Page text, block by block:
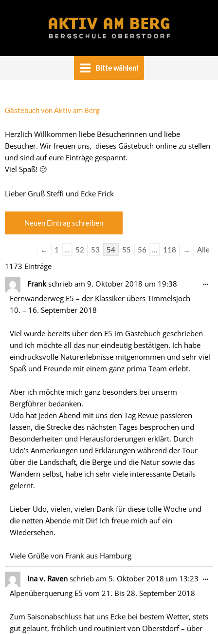
Bitte wählen!
Gästebuch von Aktiv am Berg
Herzlich Willkommen liebe Besucherinnen und liebe
Besucher. Wir freuen uns, dieses Gästebuch online zu stellen
und sind auf eure Einträge gespannt.
Viel Spaß! 🙂
Lieber Gruß Steffi und Ecke Frick
← 1 … 52 53 54 55 56 … 118 → Alle
1173 Einträge
Frankschrieb am 9. Oktober 2018 um 19:38
Fernwanderweg E5 – der Klassiker übers Timmelsjoch
10. – 16. September 2018
Viel wurde bereits über den E5 im Gästebuch geschrieben
und ich möchte all das nur eindeutig bestätigen. Ich habe
eindrucksvolle Naturerlebnisse mitgenommen und sehr viel
Spaß und Freunde mit einem ganz prima Team erlebt.
Aber ich möchte mich ganz besonders bei unserm
Bergführer bedanken.
Udo hat jeden Abend mit uns den Tag Revue passieren
lassen, die Strecke des nächsten Tages besprochen und
Besonderheiten und Herausforderungen erklärt. Durch
Udo’s Anmerkungen und Erklärungen während der Tour
über die Landschaft, die Berge und die Natur sowie das
Wandern selbst, habe ich sehr viele interessante Details
gelernt.
Lieber Udo, vielen, vielen Dank für diese tolle Woche und
die netten Abende mit Dir! Ich freue mich auf ein
Wiedersehen.
Viele Grüße von Frank aus Hamburg
…
Ina v. Raven schrieb am 5. Oktober 2018 um 13:23
Alpenüberquerung E5 vom 21. Bis 28. September 2018
Zum Saisonabschluss hat uns Ecke bei bestem Wetter, stets
gut gelaunt, fröhlich und routiniert von Oberstdorf – über
…